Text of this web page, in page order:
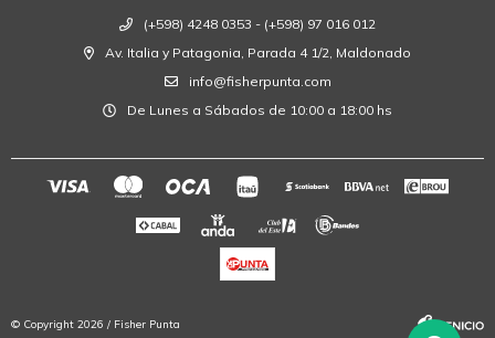
(+598) 4248 0353 - (+598) 97 016 012
Av. Italia y Patagonia, Parada 4 1/2, Maldonado
info@fisherpunta.com
De Lunes a Sábados de 10:00 a 18:00 hs
© Copyright 2026 / Fisher Punta